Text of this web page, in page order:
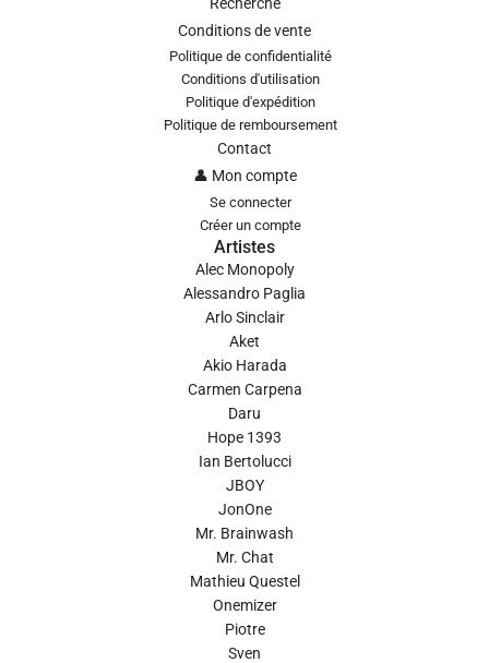
Conditions de vente
Politique de confidentialité
Conditions d'utilisation
Politique d'expédition
Politique de remboursement
Contact
👤 Mon compte
Se connecter
Créer un compte
Artistes
Alec Monopoly
Alessandro Paglia
Arlo Sinclair
Aket
Akio Harada
Carmen Carpena
Daru
Hope 1393
Ian Bertolucci
JBOY
JonOne
Mr. Brainwash
Mr. Chat
Mathieu Questel
Onemizer
Piotre
Sven